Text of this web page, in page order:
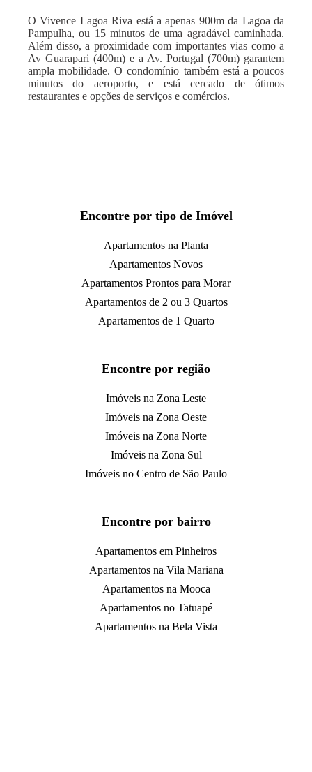
O Vivence Lagoa Riva está a apenas 900m da Lagoa da
Pampulha, ou 15 minutos de uma agradável caminhada.
Além disso, a proximidade com importantes vias como a
Av Guarapari (400m) e a Av. Portugal (700m) garantem
ampla mobilidade. O condomínio também está a poucos
minutos do aeroporto, e está cercado de ótimos
restaurantes e opções de serviços e comércios.
Encontre por tipo de Imóvel
Apartamentos na Planta
Apartamentos Novos
Apartamentos Prontos para Morar
Apartamentos de 2 ou 3 Quartos
Apartamentos de 1 Quarto
Encontre por região
Imóveis na Zona Leste
Imóveis na Zona Oeste
Imóveis na Zona Norte
Imóveis na Zona Sul
Imóveis no Centro de São Paulo
Encontre por bairro
Apartamentos em Pinheiros
Apartamentos na Vila Mariana
Apartamentos na Mooca
Apartamentos no Tatuapé
Apartamentos na Bela Vista